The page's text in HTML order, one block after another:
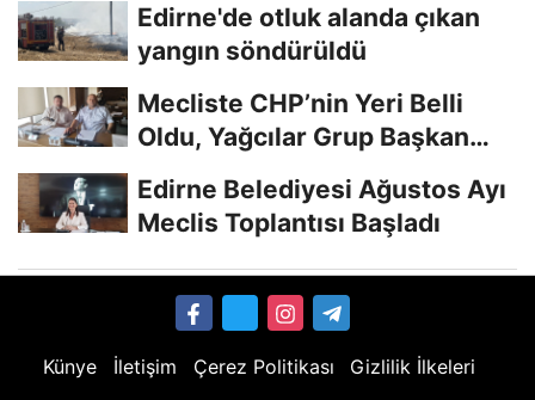
Edirne'de otluk alanda çıkan
yangın söndürüldü
Mecliste CHP’nin Yeri Belli
Oldu, Yağcılar Grup Başkan
Edirne Belediyesi Ağustos Ayı
Meclis Toplantısı Başladı
Künye İletişim Çerez Politikası Gizlilik İlkeleri